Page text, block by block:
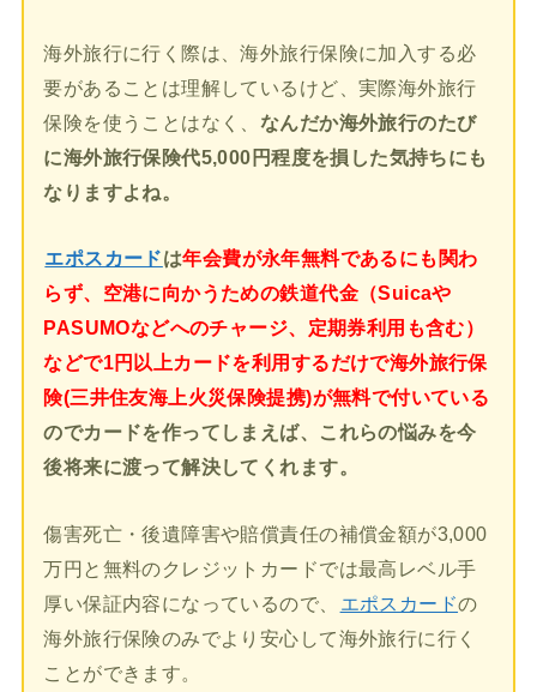
海外旅行に行く際は、海外旅行保険に加入する必
要があることは理解しているけど、実際海外旅行
保険を使うことはなく、 なんだか海外旅行のたび
に海外旅行保険代5,000円程度を損した気持ちにも
なりますよね。
エポスカードは年会費が永年無料であるにも関わ
らず、空港に向かうための鉄道代金（Suicaや
PASUMOなどへのチャージ、定期券利用も含む）
などで1円以上カードを利用するだけで海外旅行保
険(三井住友海上火災保険提携)が無料で付いている
のでカードを作ってしまえば、これらの悩みを今
後将来に渡って解決してくれます。
傷害死亡・後遺障害や賠償責任の補償金額が3,000
万円と無料のクレジットカードでは最高レベル手
厚い保証内容になっているので、
エポスカードの
海外旅行保険のみでより安心して海外旅行に行く
ことができます。